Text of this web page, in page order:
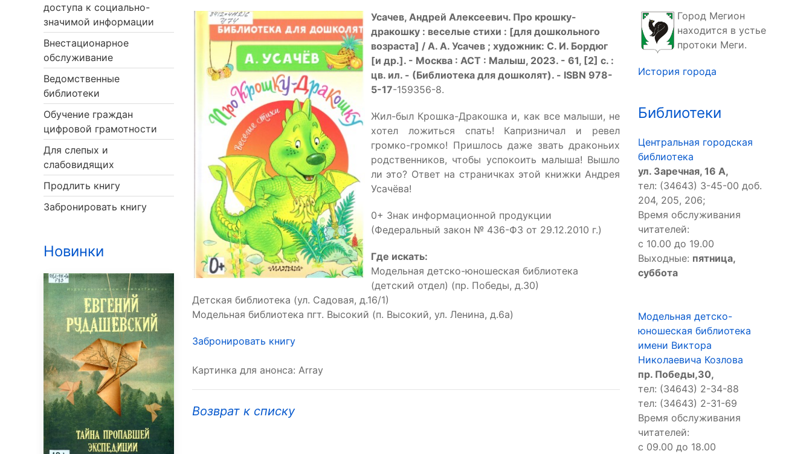
доступа к социально-
значимой информации
Внестационарное
обслуживание
Ведомственные
библиотеки
Обучение граждан
цифровой грамотности
Для слепых и
слабовидящих
Продлить книгу
Забронировать книгу
Новинки
Усачев, Андрей Алексеевич. Про крошку-
дракошку : веселые стихи : [для дошкольного
возраста] / А. А. Усачев ; художник: С. И. Бордюг
[и др.]. - Москва : АСТ : Малыш, 2023. - 61, [2] с. :
цв. ил. - (Библиотека для дошколят). - ISBN 978-
5-17-159356-8.
Жил-был Крошка-Дракошка и, как все малыши, не
хотел ложиться спать! Капризничал и ревел
громко-громко! Пришлось даже звать драконьих
родственников, чтобы успокоить малыша! Вышло
ли это? Ответ на страничках этой книжки Андрея
Усачёва!
0+ Знак информационной продукции
(Федеральный закон № 436-ФЗ от 29.12.2010 г.)
Где искать:
Модельная детско-юношеская библиотека
(детский отдел) (пр. Победы, д.30)
Детская библиотека (ул. Садовая, д.16/1)
Модельная библиотека пгт. Высокий (п. Высокий, ул. Ленина, д.6а)
Забронировать книгу
Картинка для анонса: Array
Возврат к списку
Город Мегион
находится в устье
протоки Меги.
История города
Библиотеки
Центральная городская
библиотека
ул. Заречная, 16 А,
тел: (34643) 3-45-00 доб.
204, 205, 206;
Время обслуживания
читателей:
с 10.00 до 19.00
Выходные: пятница,
суббота
Модельная детско-
юношеская библиотека
имени Виктора
Николаевича Козлова
пр. Победы,30,
тел: (34643) 2-34-88
тел: (34643) 2-31-69
Время обслуживания
читателей:
с 09.00 до 18.00